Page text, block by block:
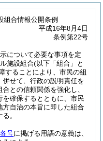
組合情報公開条例
平成16年8月4日
条例第22号
について必要な事項を定
施設組合(以下「組合」と
することにより、市民の組
せて、行政の説明責任を
との信頼関係を強化し、
確保するとともに、市民
自治の本旨に即した組合
。
号に掲げる用語の意義は、